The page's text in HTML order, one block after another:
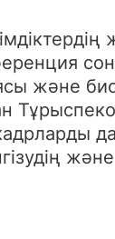
және
және